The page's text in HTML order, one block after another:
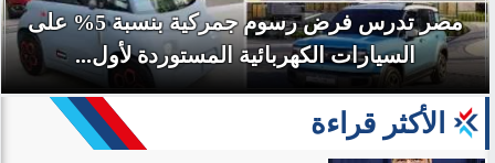
مصر تدرس فرض رسوم جمركية بنسبة 5% على
السيارات الكهربائية المستوردة لأول...
الأكثر قراءة